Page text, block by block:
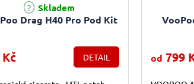
Drag H40 Pro Pod Kit
Skladem
DETAIL od 799